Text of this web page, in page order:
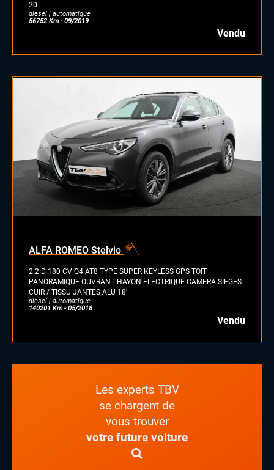
20
diesel | automatique
56752 Km - 09/2019
Vendu
ALFA ROMEO Stelvio
2.2 D 180 CV Q4 AT8 TYPE SUPER KEYLESS GPS TOIT
PANORAMIQUE OUVRANT HAYON ELECTRIQUE CAMERA SIEGES
CUIR / TISSU JANTES ALU 18'
diesel | automatique
140201 Km - 05/2018
Vendu
Les experts TBV
se chargent de
vous trouver
votre future voiture